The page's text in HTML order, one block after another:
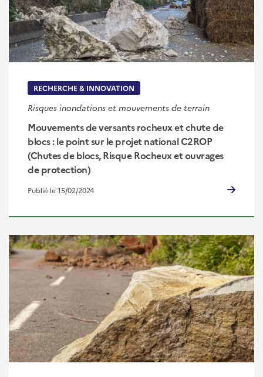
RECHERCHE & INNOVATION
Risques inondations et mouvements de terrain
Mouvements de versants rocheux et chute de
blocs : le point sur le projet national C2ROP
(Chutes de blocs, Risque Rocheux et ouvrages
de protection)
Publié le 15/02/2024